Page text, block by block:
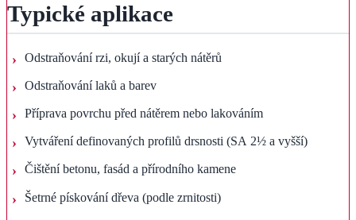
Typické aplikace
Odstraňování rzi, okují a starých nátěrů
Odstraňování laků a barev
Příprava povrchu před nátěrem nebo lakováním
Vytváření definovaných profilů drsnosti (SA 2½ a vyšší)
Čištění betonu, fasád a přírodního kamene
Šetrné pískování dřeva (podle zrnitosti)